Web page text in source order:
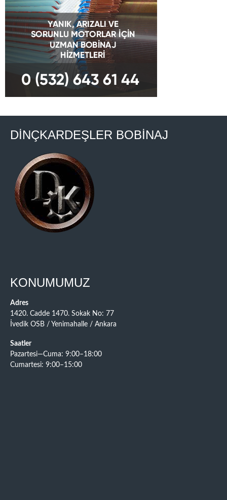
DİNÇKARDEŞLER BOBİNAJ
KONUMUMUZ
Adres
1420. Cadde 1470. Sokak No: 77
İvedik OSB / Yenimahalle / Ankara
Saatler
Pazartesi—Cuma: 9:00–18:00
Cumartesi: 9:00–15:00